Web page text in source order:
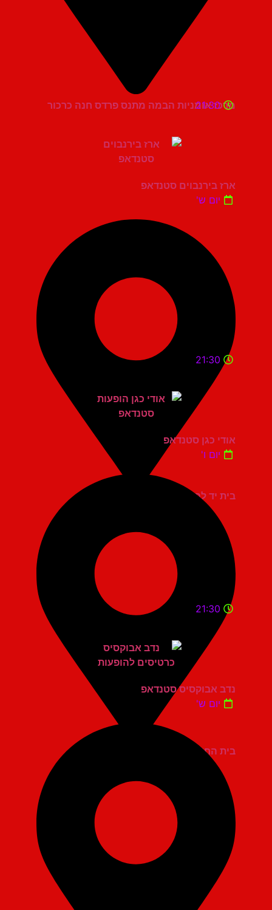
מרכז אומניות הבמה מתנס פרדס חנה כרכור
21:30
ארז בירנבוים סטנדאפ
יום ש'
בית יד לבנים אשדוד
21:30
אודי כגן סטנדאפ
יום ו'
בית החייל תל אביב
21:30
נדב אבוקסיס סטנדאפ
יום ש'